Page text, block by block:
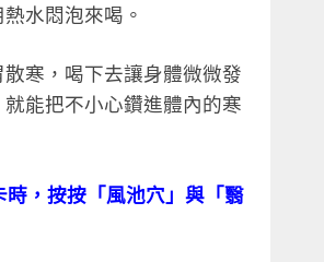
水悶泡來喝。
寒，喝下去讓身體微微發
能把不小心鑽進體內的寒
時，按按「風池穴」與「翳